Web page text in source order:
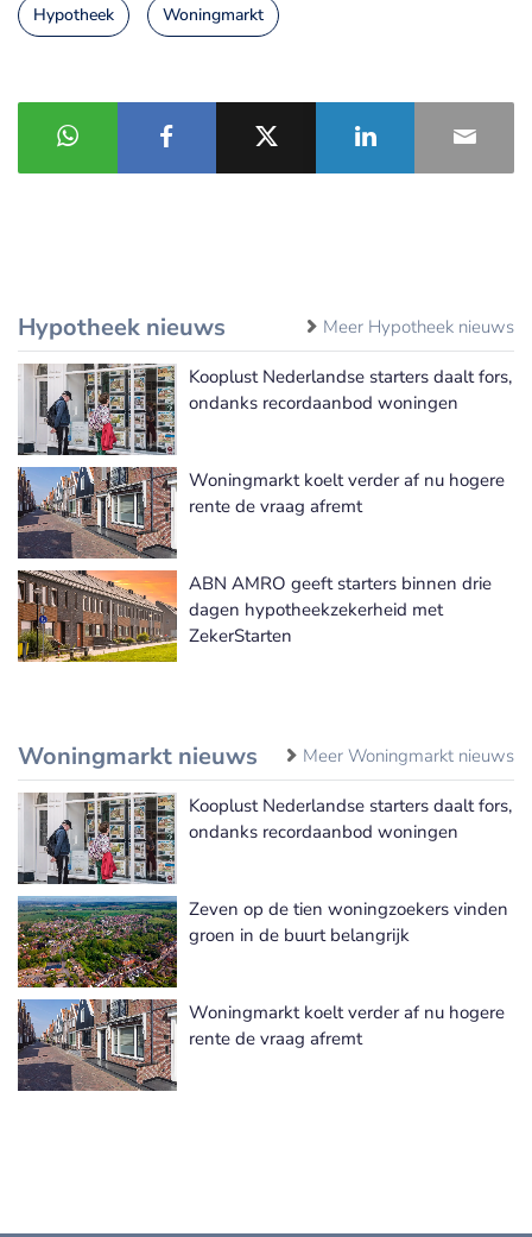
Hypotheek Woningmarkt
Hypotheek nieuws Meer Hypotheek nieuws
Kooplust Nederlandse starters daalt fors,
ondanks recordaanbod woningen
Woningmarkt koelt verder af nu hogere
rente de vraag afremt
ABN AMRO geeft starters binnen drie
dagen hypotheekzekerheid met
ZekerStarten
Woningmarkt nieuws Meer Woningmarkt nieuws
Kooplust Nederlandse starters daalt fors,
ondanks recordaanbod woningen
Zeven op de tien woningzoekers vinden
groen in de buurt belangrijk
Woningmarkt koelt verder af nu hogere
rente de vraag afremt